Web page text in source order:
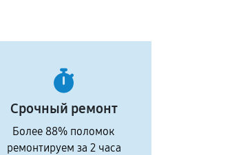
Срочный ремонт
Более 88% поломок
ремонтируем за 2 часа